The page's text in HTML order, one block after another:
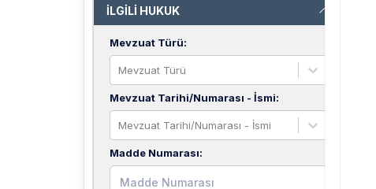
İLGİLİ HUKUK
Mevzuat Türü:
Mevzuat Türü
Mevzuat Tarihi/Numarası - İsmi:
Mevzuat Tarihi/Numarası - İsmi
Madde Numarası: